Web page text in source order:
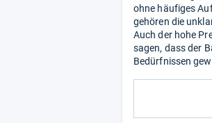
ohne häufiges
gehören die
Auch der hohe
sagen, dass der
Bedürfnissen